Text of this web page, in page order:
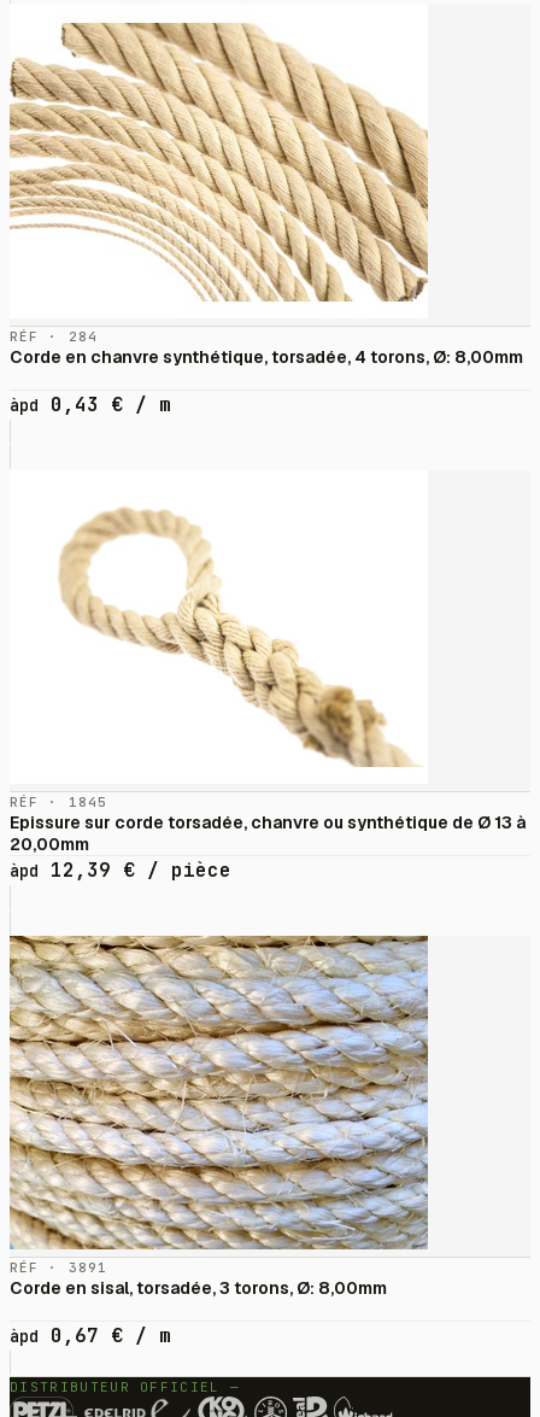
RÉF · 284
Corde en chanvre synthétique, torsadée, 4 torons, Ø: 8,00mm
àpd 0,43 € / m
RÉF · 1845
Epissure sur corde torsadée, chanvre ou synthétique de Ø 13 à
20,00mm
àpd
12,39 € / pièce
RÉF · 3891
Corde en sisal, torsadée, 3 torons, Ø: 8,00mm
àpd 0,67 € / m
DISTRIBUTEUR OFFICIEL —